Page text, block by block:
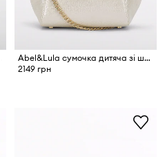
Abel&Lula сумочка дитяча зі штучної шкіри
2149 грн